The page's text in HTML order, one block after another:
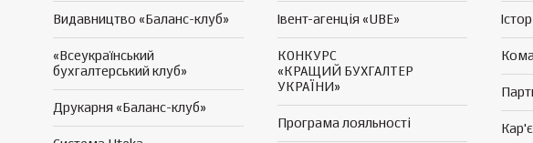
Видавництво «Баланс-клуб»
«Всеукраїнський
бухгалтерський клуб»
Друкарня «Баланс-клуб»
Івент-агенція «UBE»
КОНКУРС
«КРАЩИЙ БУХГАЛТЕР
УКРАЇНИ»
Програма лояльності